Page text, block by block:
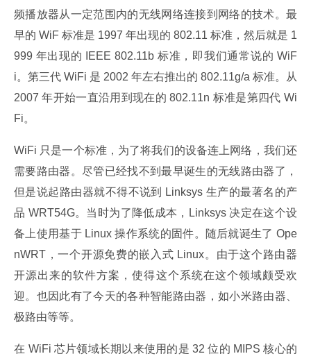
频播放器从一定范围内的无线网络连接到网络的技术。最
早的 WiF 标准是 1997 年出现的 802.11 标准，然后就是 1
999 年出现的 IEEE 802.11b 标准，即我们通常说的 WiF
i。第三代 WiFi 是 2002 年左右推出的 802.11g/a 标准。从
2007 年开始一直沿用到现在的 802.11n 标准是第四代 Wi
Fi。
WiFi 只是一个标准，为了将我们的设备连上网络，我们还
需要路由器。尽管已经找不到最早诞生的无线路由器了，
但是说起路由器就不得不说到 Linksys 生产的最著名的产
品 WRT54G。当时为了降低成本，Linksys 决定在这个设
备上使用基于 Linux 操作系统的固件。随后就诞生了 Ope
nWRT，一个开源免费的嵌入式 Linux。由于这个路由器
开源出来的软件方案，使得这个系统在这个领域颇受欢
迎。也因此有了今天的各种智能路由器，如小米路由器、
极路由等等。
在 WiFi 芯片领域长期以来使用的是 32 位的 MIPS 核心的